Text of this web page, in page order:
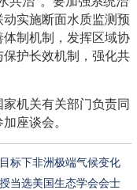
实施断面水质监测预
制机制，发挥区域协
护长效机制，强化共
机关有关部门负责同
座谈会。
标下非洲极端气候变化
当选美国生态学会会士